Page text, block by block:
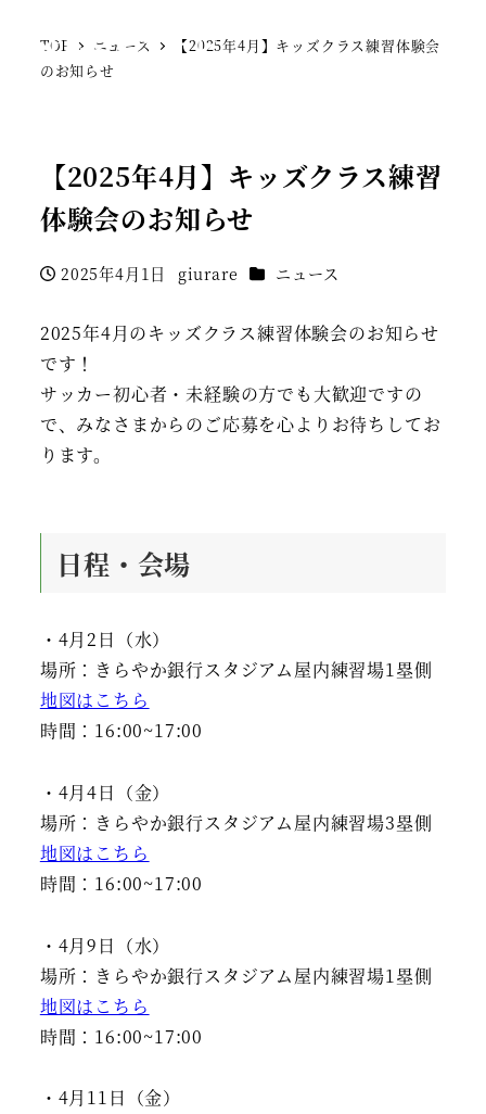
SFCジェラーレ MENU
TOP ニュース
【2025年4月】キッズクラス練習体験会
のお知らせ
【2025年4月】キッズクラス練習
体験会のお知らせ
投稿日
2025年4月1日
著
giurare カテゴリー
ニュース
2025年4月のキッズクラス練習体験会のお知らせ
です！
サッカー初心者・未経験の方でも大歓迎ですの
で、みなさまからのご応募を心よりお待ちしてお
ります。
日程・会場
・4月2日（水）
場所：きらやか銀行スタジアム屋内練習場1塁側
地図はこちら
時間：16:00~17:00
・4月4日（金）
場所：きらやか銀行スタジアム屋内練習場3塁側
地図はこちら
時間：16:00~17:00
・4月9日（水）
場所：きらやか銀行スタジアム屋内練習場1塁側
地図はこちら
時間：16:00~17:00
・4月11日（金）